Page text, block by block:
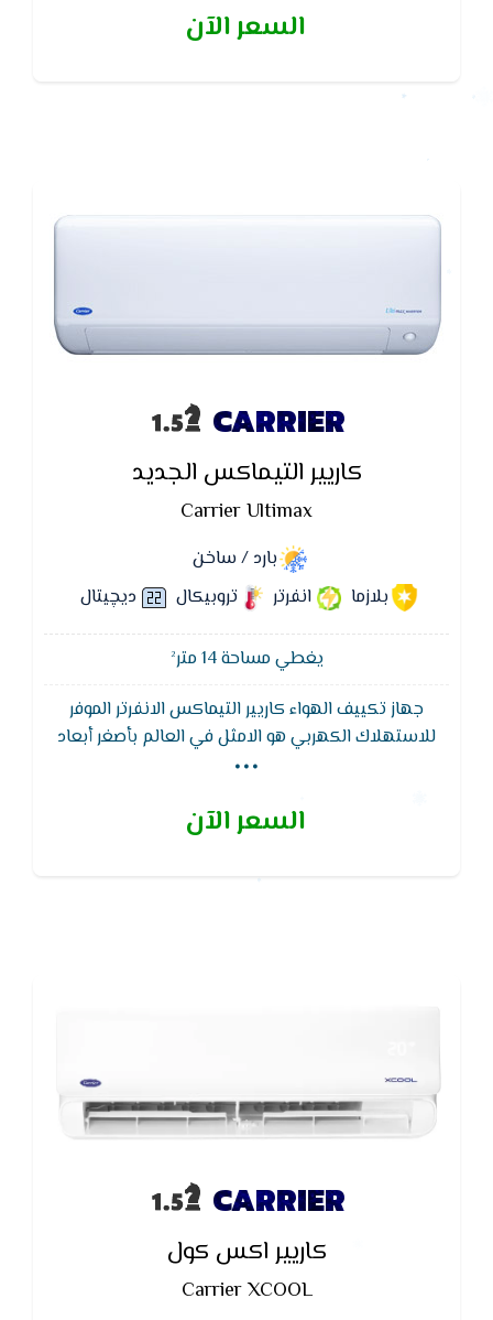
الصامت
السعر الآن
CARRIER
كاريير التيماكس الجديد
Carrier Ultimax
بارد / ساخن
بلازما
انفرتر تروبيكال ديچيتال
يغطي مساحة 14 متر²
جهاز تكييف الهواء كاريير التيماكس الانفرتر الموفر
للاستهلاك الكهربي هو الامثل في العالم بأصغر أبعاد
ممكنه و بقدرات وتكنولوجيا هائلة
...
السعر الآن
CARRIER
كاريير اكس كول
Carrier XCOOL